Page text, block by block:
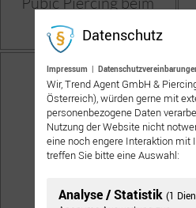
Mann
Datenschutz
Impressum |
Wir, Trend Agent GmbH &
Österreich), würden gerne mit
personenbezogene Daten
Nutzung der Website nicht
eine noch engere Interaktion mit
treffen Sie bitte eine Auswahl:
Analyse / Statistik (1